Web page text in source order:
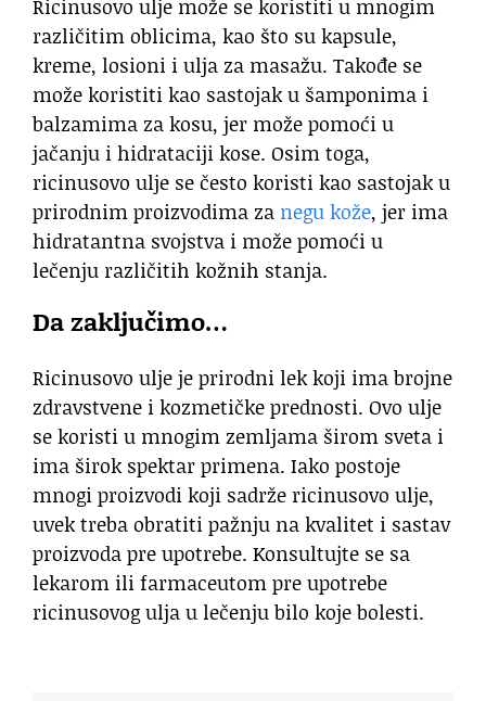
Ricinusovo ulje može se koristiti u mnogim
različitim oblicima, kao što su kapsule,
kreme, losioni i ulja za masažu. Takođe se
može koristiti kao sastojak u šamponima i
balzamima za kosu, jer može pomoći u
jačanju i hidrataciji kose. Osim toga,
ricinusovo ulje se često koristi kao sastojak u
prirodnim proizvodima za negu kože, jer ima
hidratantna svojstva i može pomoći u
lečenju različitih kožnih stanja.
Da zaključimo…
Ricinusovo ulje je prirodni lek koji ima brojne
zdravstvene i kozmetičke prednosti. Ovo ulje
se koristi u mnogim zemljama širom sveta i
ima širok spektar primena. Iako postoje
mnogi proizvodi koji sadrže ricinusovo ulje,
uvek treba obratiti pažnju na kvalitet i sastav
proizvoda pre upotrebe. Konsultujte se sa
lekarom ili farmaceutom pre upotrebe
ricinusovog ulja u lečenju bilo koje bolesti.